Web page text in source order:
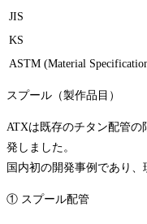
JIS
KS
ASTM (Material
スプール（製作品目）
ATXは既存のチタン配管の
発しました。
国内初の開発事例であり、
① スプール配管